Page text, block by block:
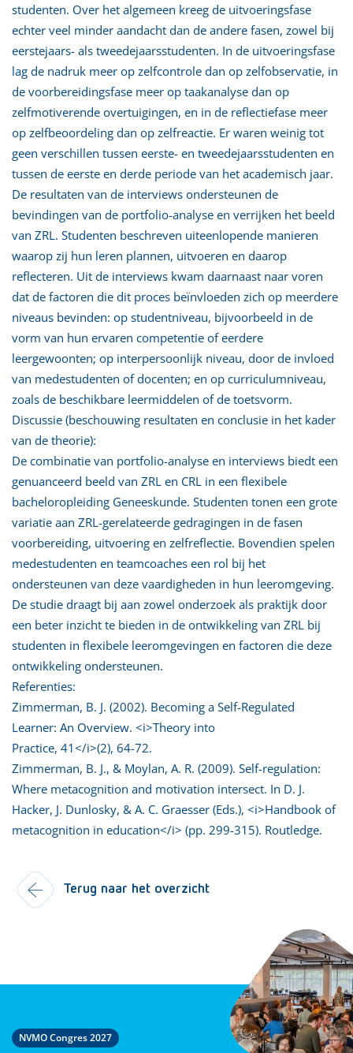
studenten. Over het algemeen kreeg de uitvoeringsfase
echter veel minder aandacht dan de andere fasen, zowel bij
eerstejaars- als tweedejaarsstudenten. In de uitvoeringsfase
lag de nadruk meer op zelfcontrole dan op zelfobservatie, in
de voorbereidingsfase meer op taakanalyse dan op
zelfmotiverende overtuigingen, en in de reflectiefase meer
op zelfbeoordeling dan op zelfreactie. Er waren weinig tot
geen verschillen tussen eerste- en tweedejaarsstudenten en
tussen de eerste en derde periode van het academisch jaar.
De resultaten van de interviews ondersteunen de
bevindingen van de portfolio-analyse en verrijken het beeld
van ZRL. Studenten beschreven uiteenlopende manieren
waarop zij hun leren plannen, uitvoeren en daarop
reflecteren. Uit de interviews kwam daarnaast naar voren
dat de factoren die dit proces beïnvloeden zich op meerdere
niveaus bevinden: op studentniveau, bijvoorbeeld in de
vorm van hun ervaren competentie of eerdere
leergewoonten; op interpersoonlijk niveau, door de invloed
van medestudenten of docenten; en op curriculumniveau,
zoals de beschikbare leermiddelen of de toetsvorm.
Discussie (beschouwing resultaten en conclusie in het kader
van de theorie):
De combinatie van portfolio-analyse en interviews biedt een
genuanceerd beeld van ZRL en CRL in een flexibele
bacheloropleiding Geneeskunde. Studenten tonen een grote
variatie aan ZRL-gerelateerde gedragingen in de fasen
voorbereiding, uitvoering en zelfreflectie. Bovendien spelen
medestudenten en teamcoaches een rol bij het
ondersteunen van deze vaardigheden in hun leeromgeving.
De studie draagt bij aan zowel onderzoek als praktijk door
een beter inzicht te bieden in de ontwikkeling van ZRL bij
studenten in flexibele leeromgevingen en factoren die deze
ontwikkeling ondersteunen.
Referenties:
Zimmerman, B. J. (2002). Becoming a Self-Regulated
Learner: An Overview. <i>Theory into
Practice, 41</i>(2), 64-72.
Zimmerman, B. J., & Moylan, A. R. (2009). Self-regulation:
Where metacognition and motivation intersect. In D. J.
Hacker, J. Dunlosky, & A. C. Graesser (Eds.), <i>Handbook of
metacognition in education</i> (pp. 299-315). Routledge.
Terug naar het overzicht
NVMO Congres 2027